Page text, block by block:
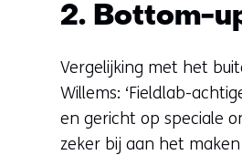
2. Bottom-
Vergelijking met het
Willems: ‘Fieldlab-
en gericht op speciale
zeker bij aan het